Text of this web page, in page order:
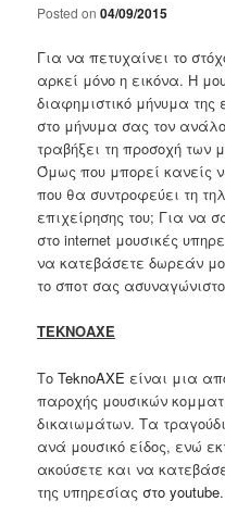
Posted on04/09/2015
Για να πετυχαίνει το
αρκεί μόνο η εικόνα. Η
διαφημιστικό μήνυμα
στο μήνυμα σας τον
τραβήξει τη προσοχή
Όμως που μπορεί κανείς
που θα συντροφεύει τη
επιχείρησης του; Για να
στο internet μουσικές
να κατεβάσετε δωρεάν
το σποτ σας
TEKNOAXE
ΤοTeknoAXE είναι μια
παροχής μουσικών
δικαιωμάτων. Τα
ανά μουσικό είδος, ενώ
ακούσετε και να
της υπηρεσίας στο youtube.